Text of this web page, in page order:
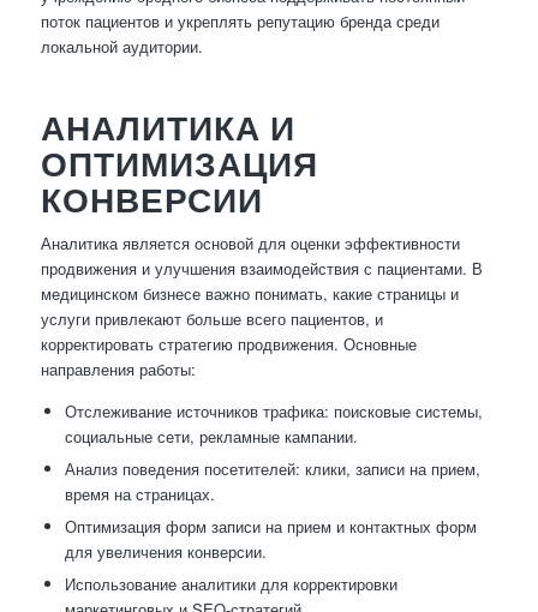
поток пациентов и укреплять репутацию бренда среди
локальной аудитории.
АНАЛИТИКА И
ОПТИМИЗАЦИЯ
КОНВЕРСИИ
Аналитика является основой для оценки эффективности
продвижения и улучшения взаимодействия с пациентами. В
медицинском бизнесе важно понимать, какие страницы и
услуги привлекают больше всего пациентов, и
корректировать стратегию продвижения. Основные
направления работы:
Отслеживание источников трафика: поисковые системы,
социальные сети, рекламные кампании.
Анализ поведения посетителей: клики, записи на прием,
время на страницах.
Оптимизация форм записи на прием и контактных форм
для увеличения конверсии.
Использование аналитики для корректировки